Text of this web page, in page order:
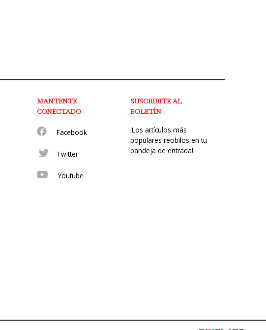
MANTENTE
CONECTADO
Facebook
Twitter
Youtube
SUSCRIBITE AL
BOLETÍN
¡Los artículos más
populares recibilos en tu
bandeja de entrada!